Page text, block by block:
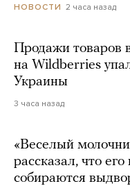
НОВОСТИ 2 часа назад
Продажи товаров
на Wildberries
Украины
3 часа назад
«Веселый
рассказал, что
собираются